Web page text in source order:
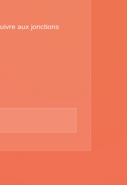
aux jonctions